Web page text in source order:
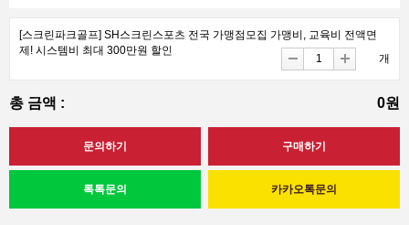
[스크린파크골프] SH스크린스포츠 전국 가맹점모집 가맹비, 교육비 전액면
제! 시스템비 최대 300만원 할인
개
총 금액 : 0원